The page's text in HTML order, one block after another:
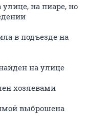
на пиаре, но
в подъезде на
на улице
хозяевами
выброшена